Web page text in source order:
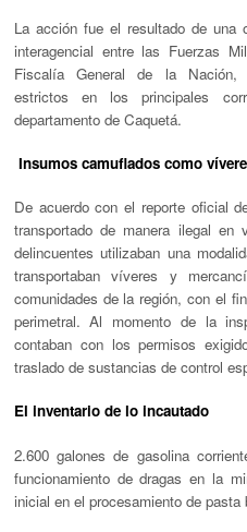
La acción fue el resultado de una
interagencial entre las Fuerzas
Fiscalía General de la Nación,
estrictos en los principales
departamento de Caquetá.
Insumos camuflados como
De acuerdo con el reporte oficial
transportado de manera ilegal en
delincuentes utilizaban una
transportaban víveres y
comunidades de la región, con el
perimetral. Al momento de la
contaban con los permisos
traslado de sustancias de control
El inventario de lo incautado
2.600 galones de gasolina
funcionamiento de dragas en la
inicial en el procesamiento de pasta